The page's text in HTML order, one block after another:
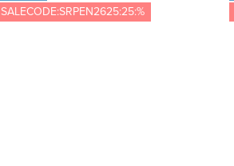
SALECODE:SRPEN2625:25:%